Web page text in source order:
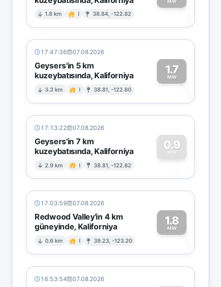
1.8 km I 38.84, -122.82
MW1
17:47:36 07.08.2026
Geysers'in 5 km
kuzeybatısında, Kaliforniya
3.3 km I 38.81, -122.80
1.7
MW1
17:13:22 07.08.2026
Geysers'in 7 km
kuzeybatısında, Kaliforniya
2.9 km I 38.81, -122.82
0.9
MW
0
17:03:59 07.08.2026
Redwood Valley'in 4 km
güneyinde, Kaliforniya
0.6 km I 39.23, -123.20
1.8
MW1
16:53:54 07.08.2026